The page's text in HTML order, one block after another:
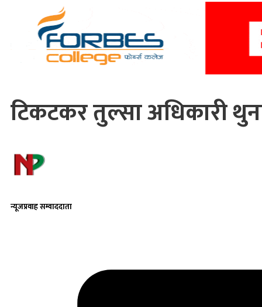
टिकटकर तुल्सा अधिकारी
न्यूजप्रवाह सम्वाददाता